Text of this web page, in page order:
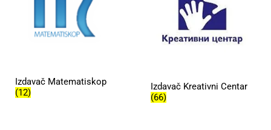
Izdavač Matematiskop
(12)
Izdavač Kreativni Centar
(66)